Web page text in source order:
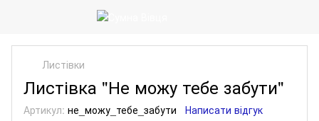
Листівки
Листівка "Не можу тебе забути"
Артикул: не_можу_тебе_забути Написати відгук